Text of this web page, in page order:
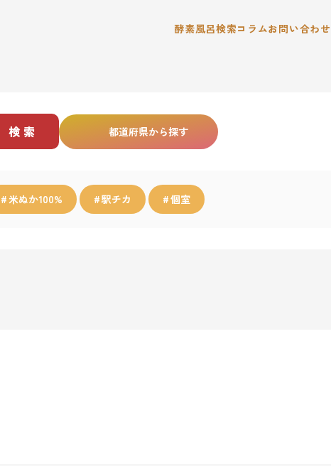
酵素風呂検索コラムお問い合わせ
検索 都道府県から探す
米ぬか100% 駅チカ 個室